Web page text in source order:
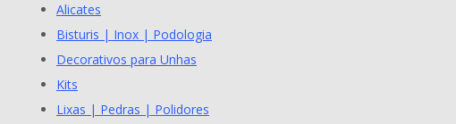
Alicates
Bisturis | Inox | Podologia
Decorativos para Unhas
Kits
Lixas | Pedras | Polidores